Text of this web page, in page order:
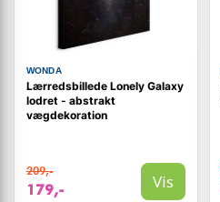
WONDA
Lærredsbillede Lonely Galaxy
lodret - abstrakt
vægdekoration
209,-
179,- Vis